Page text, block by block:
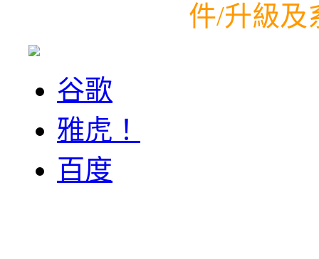
件/升級及
谷歌
雅虎！
百度